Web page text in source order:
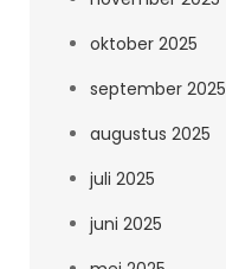
oktober 2025
september 2025
augustus 2025
juli 2025
juni 2025